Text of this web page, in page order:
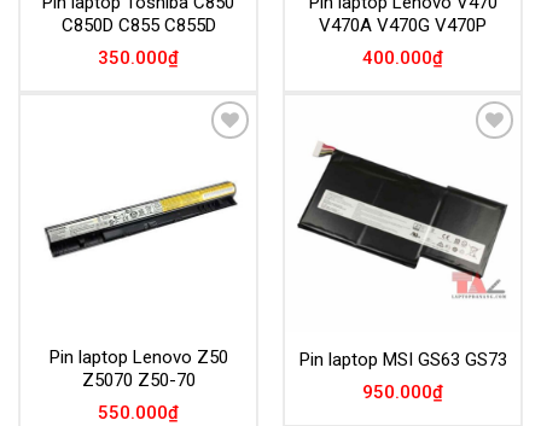
C850D C855 C855D
350.000₫
V470A V470G V470P
400.000₫
Pin laptop Lenovo Z50
Z5070 Z50-70
550.000₫
Pin laptop MSI GS63 GS73
950.000₫